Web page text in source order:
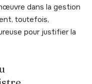
dans la gestion
toutefois,
pour justifier la